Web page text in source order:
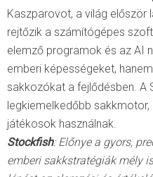
Kaszparovot, a világ először
rejtőzik a számítógépes
elemző programok és az AI
emberi képességeket,
sakkozókat a fejlődésben. A
legkiemelkedőbb
játékosok használnak.
Stockfish: Előnye a gyors,
emberi sakkstratégiák mély